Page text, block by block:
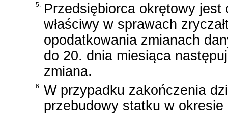
5. Przedsiębiorca okrętowy
właściwy w sprawach
opodatkowania zmianach
do 20. dnia miesiąca
zmiana.
6. W przypadku zakończenia
przebudowy statku w